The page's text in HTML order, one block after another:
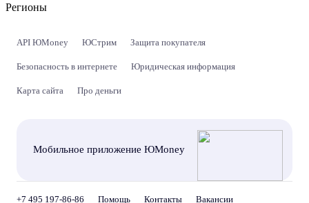
Регионы
API ЮMoney ЮСтрим Защита покупателя
Безопасность в интернете Юридическая информация
Карта сайта Про деньги
Мобильное приложение ЮMoney
+7 495 197-86-86 Помощь Контакты Вакансии